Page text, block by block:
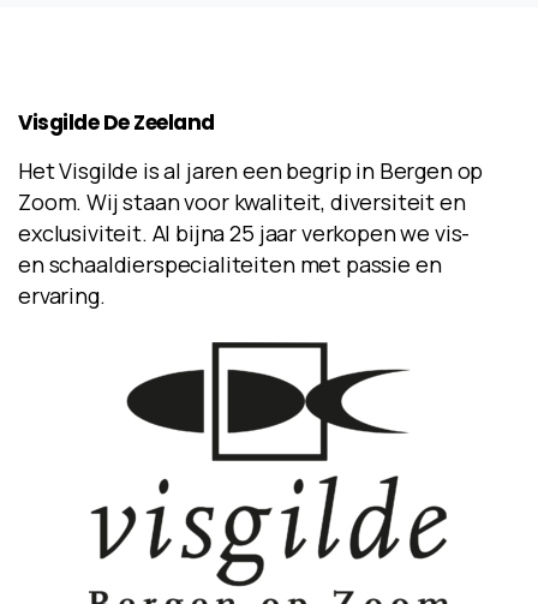
Visgilde DeZeeland
Het Visgilde is al jaren een begrip in Bergen op
Zoom. Wij staan voor kwaliteit, diversiteit en
exclusiviteit. Al bijna 25 jaar verkopen we vis-
en schaaldierspecialiteiten met passie en
ervaring.